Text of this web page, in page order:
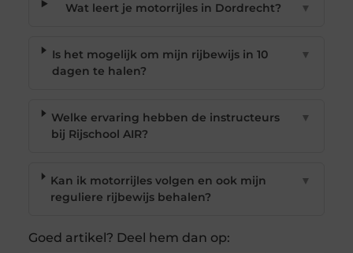
Wat leert je motorrijles in Dordrecht? ▼
Is het mogelijk om mijn rijbewijs in 10
dagen te halen?
▼
Welke ervaring hebben de instructeurs
bij Rijschool AIR?
▼
Kan ik motorrijles volgen en ook mijn
reguliere rijbewijs behalen?
▼
Goed artikel? Deel hem dan op: